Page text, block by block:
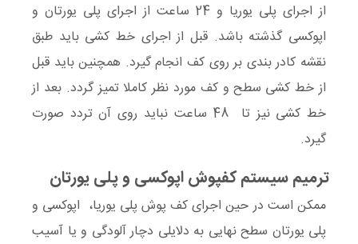
از اجرای پلی یوریا و 24 ساعت از اجرای پلی یورتان و
اپوکسی گذشته باشد. قبل از اجرای خط کشی باید طبق
نقشه کادر بندی بر روی کف انجام گیرد. همچنین باید قبل
از خط کشی سطح و کف مورد نظر کاملا تمیز گردد. بعد از
خط کشی نیز تا 48 ساعت نباید روی آن تردد صورت
گیرد.
ترمیم سیستم کفپوش اپوکسی و پلی یورتان
ممکن است در حین اجرای کف پوش پلی یوریا، اپوکسی و
پلی یورتان سطح نهایی به دلایلی دچار آلودگی و یا آسیب